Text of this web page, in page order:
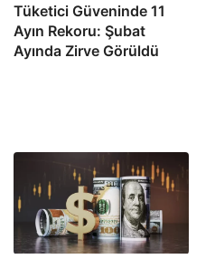
Tüketici Güveninde 11
Ayın Rekoru: Şubat
Ayında Zirve Görüldü